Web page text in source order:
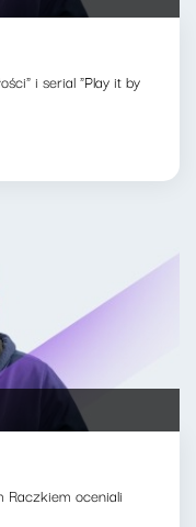
i serial "Play it by
Raczkiem oceniali